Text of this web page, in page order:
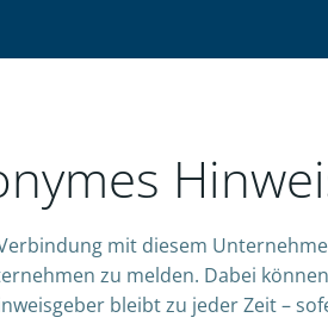
mit diesem
zu melden. Dabei
bleibt zu jeder Zeit –